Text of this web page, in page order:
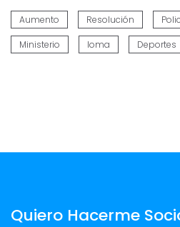
Aumento Resolución
Ministerio Ioma Deportes
Quiero Hacerme